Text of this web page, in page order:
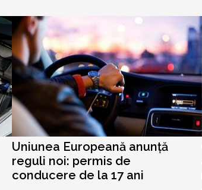
Uniunea Europeană anunță
reguli noi: permis de
conducere de la 17 ani